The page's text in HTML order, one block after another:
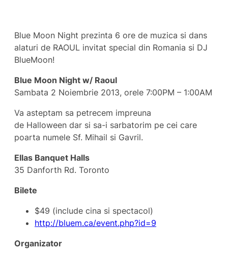
Blue Moon Night prezinta 6 ore de muzica si dans
alaturi de RAOUL invitat special din Romania si DJ
BlueMoon!
Blue Moon Night w/ Raoul
Sambata 2 Noiembrie 2013, orele 7:00PM – 1:00AM
Va asteptam sa petrecem impreuna
de Halloween dar si sa-i sarbatorim pe cei care
poarta numele Sf. Mihail si Gavril.
Ellas Banquet Halls
35 Danforth Rd. Toronto
Bilete
$49 (include cina si spectacol)
http://bluem.ca/event.php?id=9
Organizator